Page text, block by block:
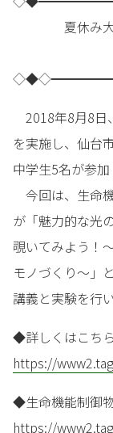
夏休み大
2018年8月8日
を実施し、仙台
中学生5名が参加
今回は、生命
が「魅力的な光
覗いてみよう！
モノづくり～」
講義と実験を行
◆詳しくはこち
https://
◆生命機能制御
https://